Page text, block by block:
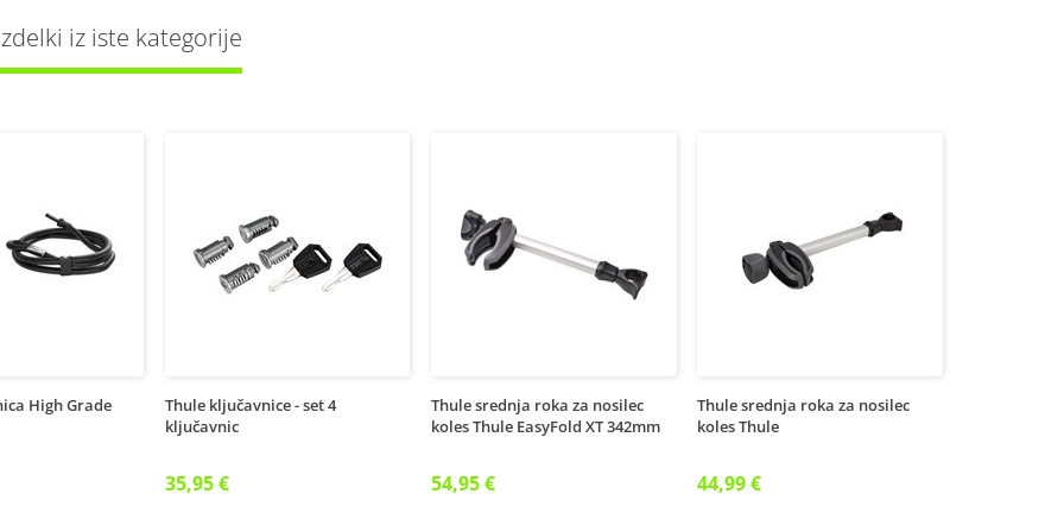
iz iste kategorije
High Grade
Thule ključavnice - set 4
ključavnic
35,95 €
Thule srednja roka za nosilec
koles Thule EasyFold XT 342mm
54,95 €
Thule srednja roka za nosilec
koles Thule
44,99 €